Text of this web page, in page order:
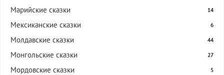
Марийские сказки 14
Мексиканские сказки 6
Молдавские сказки 44
Монгольские сказки 27
Мордовские сказки 5